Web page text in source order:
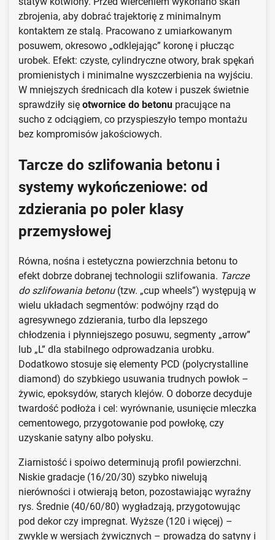
zbrojenia, aby dobrać trajektorię z minimalnym
kontaktem ze stalą. Pracowano z umiarkowanym
posuwem, okresowo „odklejając” koronę i płucząc
urobek. Efekt: czyste, cylindryczne otwory, brak spękań
promienistych i minimalne wyszczerbienia na wyjściu.
W mniejszych średnicach dla kotew i puszek świetnie
sprawdziły się otwornice do betonu pracujące na
sucho z odciągiem, co przyspieszyło tempo montażu
bez kompromisów jakościowych.
Tarcze do szlifowania betonu i
systemy wykończeniowe: od
zdzierania po poler klasy
przemysłowej
Równa, nośna i estetyczna powierzchnia betonu to
efekt dobrze dobranej technologii szlifowania. Tarcze
do szlifowania betonu(tzw. „cup wheels”) występują w
wielu układach segmentów: podwójny rząd do
agresywnego zdzierania, turbo dla lepszego
chłodzenia i płynniejszego posuwu, segmenty „arrow”
lub „L” dla stabilnego odprowadzania urobku.
Dodatkowo stosuje się elementy PCD (polycrystalline
diamond) do szybkiego usuwania trudnych powłok –
żywic, epoksydów, starych klejów. O doborze decyduje
twardość podłoża i cel: wyrównanie, usunięcie mleczka
cementowego, przygotowanie pod powłokę, czy
uzyskanie satyny albo połysku.
Ziarnistość i spoiwo determinują profil powierzchni.
Niskie gradacje (16/20/30) szybko niwelują
nierówności i otwierają beton, pozostawiając wyraźny
rys. Średnie (40/60/80) wygładzają, przygotowując
pod dekor czy impregnat. Wyższe (120 i więcej) –
zwykle w wersjach żywicznych – prowadzą do satyny i